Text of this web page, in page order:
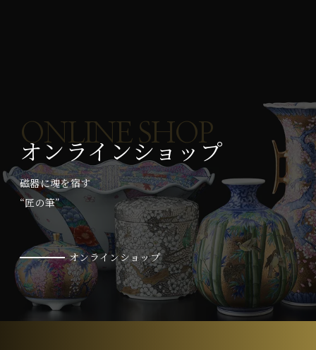
オンラインショップ
ONLINE SHOP
磁器に魂を宿す
“匠の筆”
オンラインショップ